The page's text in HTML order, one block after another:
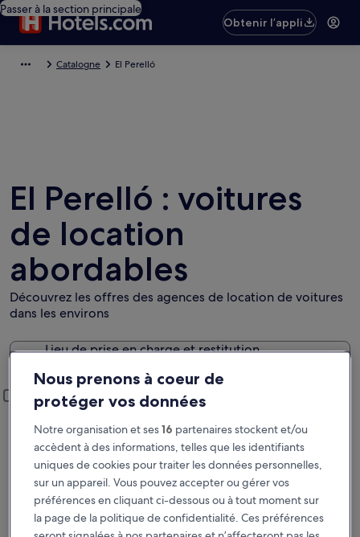
Passer à la section principale
Obtenir l’appli
Catalogne El Perelló
El Perelló : voitures
de location
abordables
Découvrez les offres des agences de location de voitures
dans les environs
Lieu de prise en charge et restitution
Lieu de prise en charge et restitution
Ajouter un lieu de restitution différent
Prise en charge
22 août
Restitution
23 août
Prise en charge
Restitution
J’ai un code de réduction
Nous prenons à coeur de
protéger vos données
Notre organisation et ses16 partenaires stockent et/ou
accèdent à des informations, telles que les identifiants
uniques de cookies pour traiter les données personnelles,
sur un appareil. Vous pouvez accepter ou gérer vos
préférences en cliquant ci-dessous ou à tout moment sur
la page de la politique de confidentialité. Ces préférences